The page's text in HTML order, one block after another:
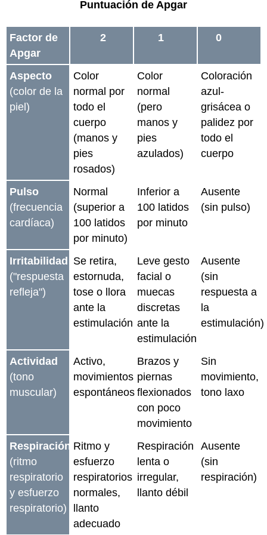
Puntuación de Apgar
Factor de
Apgar
2 1 0
Aspecto
(color de la
piel)
Color
normal por
todo el
cuerpo
(manos y
pies
rosados)
Color
normal
(pero
manos y
pies
azulados)
Coloración
azul-
grisácea o
palidez por
todo el
cuerpo
Pulso
(frecuencia
cardíaca)
Normal
(superior a
100 latidos
por minuto)
Inferior a
100 latidos
por minuto
Ausente
(sin pulso)
Irritabilidad
("respuesta
refleja")
Se retira,
estornuda,
tose o llora
ante la
estimulación
Leve gesto
facial o
muecas
discretas
ante la
estimulación
Ausente
(sin
respuesta a
la
estimulación)
Actividad
(tono
muscular)
Activo,
movimientos
espontáneos
Brazos y
piernas
flexionados
con poco
movimiento
Sin
movimiento,
tono laxo
Respiración
(ritmo
respiratorio
y esfuerzo
respiratorio)
Ritmo y
esfuerzo
respiratorios
normales,
llanto
adecuado
Respiración
lenta o
irregular,
llanto débil
Ausente
(sin
respiración)